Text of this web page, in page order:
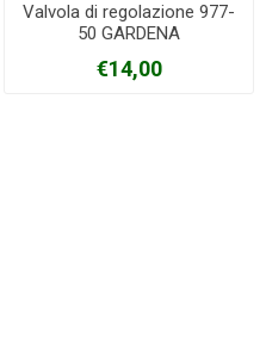
Valvola di regolazione 977-
50 GARDENA
€14,00